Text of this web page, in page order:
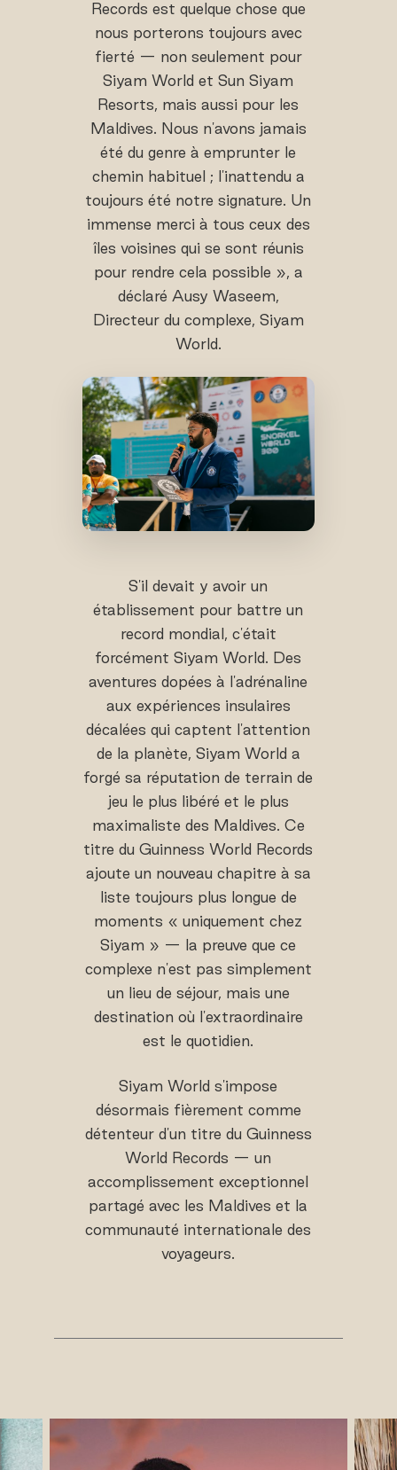
Records est quelque chose que
nous porterons toujours avec
fierté — non seulement pour
Siyam World et Sun Siyam
Resorts, mais aussi pour les
Maldives. Nous n'avons jamais
été du genre à emprunter le
chemin habituel ; l'inattendu a
toujours été notre signature. Un
immense merci à tous ceux des
îles voisines qui se sont réunis
pour rendre cela possible », a
déclaré Ausy Waseem,
Directeur du complexe, Siyam
World.
S'il devait y avoir un
établissement pour battre un
record mondial, c'était
forcément Siyam World. Des
aventures dopées à l'adrénaline
aux expériences insulaires
décalées qui captent l'attention
de la planète, Siyam World a
forgé sa réputation de terrain de
jeu le plus libéré et le plus
maximaliste des Maldives. Ce
titre du Guinness World Records
ajoute un nouveau chapitre à sa
liste toujours plus longue de
moments « uniquement chez
Siyam » — la preuve que ce
complexe n'est pas simplement
un lieu de séjour, mais une
destination où l'extraordinaire
est le quotidien.
Siyam World s'impose
désormais fièrement comme
détenteur d'un titre du Guinness
World Records — un
accomplissement exceptionnel
partagé avec les Maldives et la
communauté internationale des
voyageurs.